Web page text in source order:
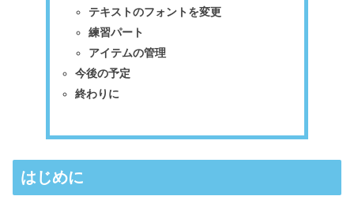
テキストのフォントを変更
練習パート
アイテムの管理
今後の予定
終わりに
はじめに